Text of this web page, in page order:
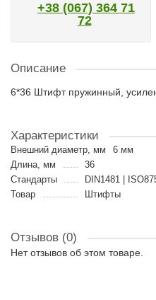
+38 (067) 364 71
72
Описание
6*36 Штифт пружинный,
Характеристики
Внешний диаметр, мм
6 мм
Длина, мм
36
Стандарты
DIN1481 |
Товар
Штифты
Отзывов (0)
Нет отзывов об этом товаре.